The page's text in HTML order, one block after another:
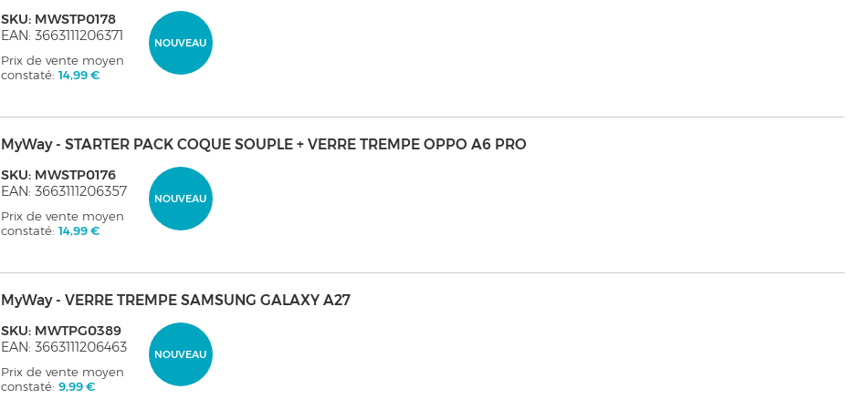
NOUVEAU
SKU: MWSTP0178
EAN: 3663111206371
Prix de vente moyen
constaté:14,99 €
MyWay - STARTER PACK COQUE SOUPLE + VERRE TREMPE OPPO A6 PRO
NOUVEAU
SKU: MWSTP0176
EAN: 3663111206357
Prix de vente moyen
constaté:14,99 €
MyWay - VERRE TREMPE SAMSUNG GALAXY A27
NOUVEAU
SKU: MWTPG0389
EAN: 3663111206463
Prix de vente moyen
constaté:9,99 €